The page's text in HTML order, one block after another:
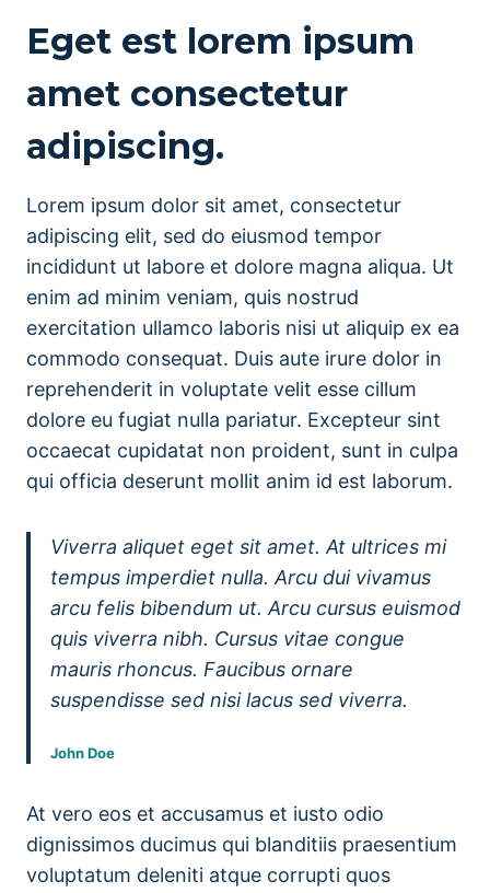
Eget est lorem ipsum
amet consectetur
adipiscing.
Lorem ipsum dolor sit amet, consectetur
adipiscing elit, sed do eiusmod tempor
incididunt ut labore et dolore magna aliqua. Ut
enim ad minim veniam, quis nostrud
exercitation ullamco laboris nisi ut aliquip ex ea
commodo consequat. Duis aute irure dolor in
reprehenderit in voluptate velit esse cillum
dolore eu fugiat nulla pariatur. Excepteur sint
occaecat cupidatat non proident, sunt in culpa
qui officia deserunt mollit anim id est laborum.
Viverra aliquet eget sit amet. At ultrices mi
tempus imperdiet nulla. Arcu dui vivamus
arcu felis bibendum ut. Arcu cursus euismod
quis viverra nibh. Cursus vitae congue
mauris rhoncus. Faucibus ornare
suspendisse sed nisi lacus sed viverra.
John Doe
At vero eos et accusamus et iusto odio
dignissimos ducimus qui blanditiis praesentium
voluptatum deleniti atque corrupti quos